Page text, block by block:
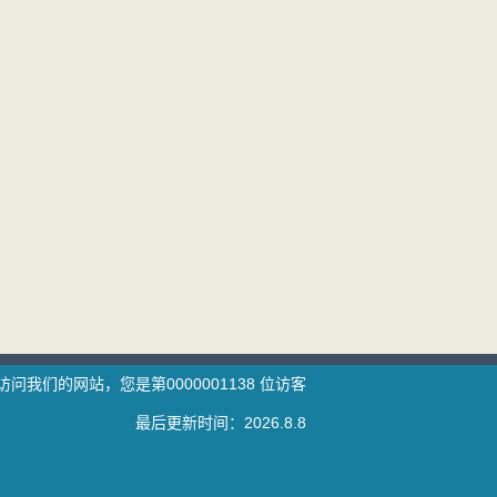
问我们的网站，您是第0000001138 位访客
最后更新时间： 2026 8 8